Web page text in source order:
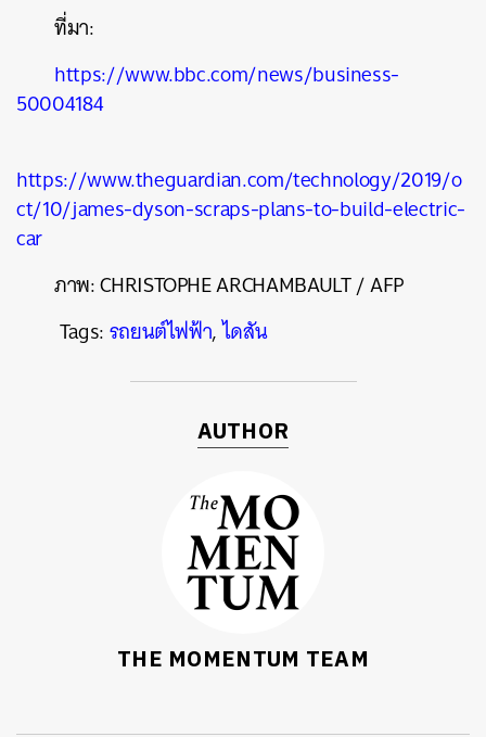
ที่มา:
https://www.bbc.com/news/business-
50004184
https://www.theguardian.com/technology/2019/o
ct/10/james-dyson-scraps-plans-to-build-electric-
car
ภาพ:CHRISTOPHE ARCHAMBAULT / AFP
Tags:รถยนต์ไฟฟ้า,ไดสัน
AUTHOR
THE MOMENTUM TEAM